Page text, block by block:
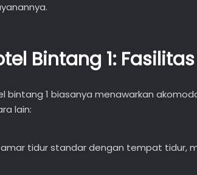
Bintang 1:
bintang 1 biasanya menawarkan
lain:
tidur standar dengan tempat tidur,